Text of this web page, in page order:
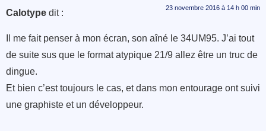
Calotype dit : 23 novembre 2016 à 14 h 00 min
Il me fait penser à mon écran, son aîné le 34UM95. J’ai tout
de suite sus que le format atypique 21/9 allez être un truc de
dingue.
Et bien c’est toujours le cas, et dans mon entourage ont suivi
une graphiste et un développeur.